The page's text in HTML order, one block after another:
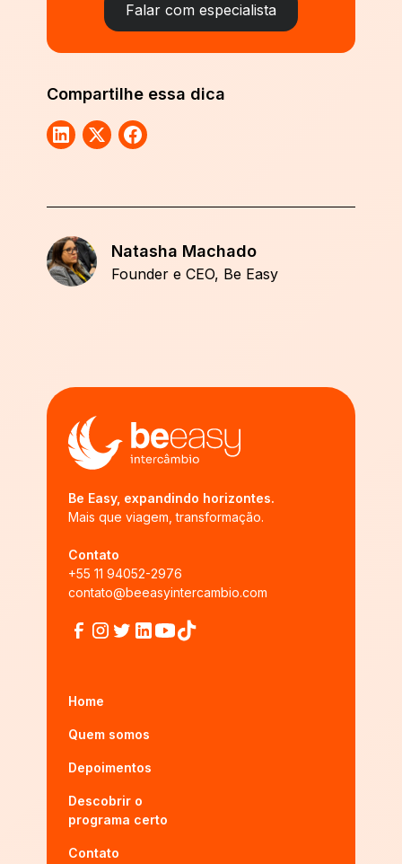
Falar com especialista
Compartilhe essa dica
Natasha Machado
Founder e CEO, Be Easy
Be Easy, expandindo horizontes.
Mais que viagem, transformação.
Contato
+55 11 94052-2976
contato@beeasyintercambio.com
Home
Quem somos
Depoimentos
Descobrir o
programa certo
Contato